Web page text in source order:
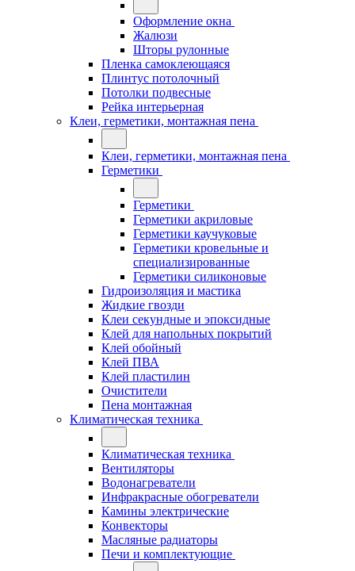
Оформление окна
Жалюзи
Шторы рулонные
Пленка самоклеющаяся
Плинтус потолочный
Потолки подвесные
Рейка интерьерная
Клеи, герметики, монтажная пена
Клеи, герметики, монтажная пена
Герметики
Герметики
Герметики акриловые
Герметики каучуковые
Герметики кровельные и
специализированные
Герметики силиконовые
Гидроизоляция и мастика
Жидкие гвозди
Клеи секундные и эпоксидные
Клей для напольных покрытий
Клей обойный
Клей ПВА
Клей пластилин
Очистители
Пена монтажная
Климатическая техника
Климатическая техника
Вентиляторы
Водонагреватели
Инфракрасные обогреватели
Камины электрические
Конвекторы
Масляные радиаторы
Печи и комплектующие